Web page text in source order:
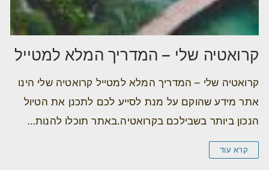
קרואטיה שלי – המדריך המלא למטייל
קרואטיה שלי – המדריך המלא למטייל קרואטיה שלי הינו
אתר מידע שהוקם על מנת לסייע לכם לתכנן את הטיול
הנכון ביותר בשבילכם בקרואטיה.באתר תוכלו להנות…
קרא עוד